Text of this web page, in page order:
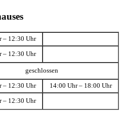
– 12:30 Uhr
– 12:30 Uhr
geschlossen
– 12:30 Uhr 14:00 Uhr – 18:00 Uhr
– 12:30 Uhr